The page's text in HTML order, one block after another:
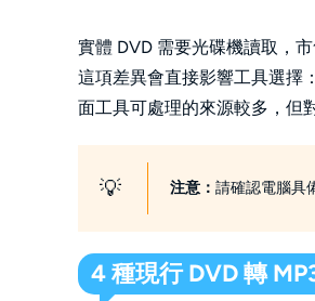
實體 DVD 需要光碟機讀取，
這項差異會直接影響工具選擇
面工具可處理的來源較多，但
💡 注意： 請確認電腦具
4 種現行 DVD 轉